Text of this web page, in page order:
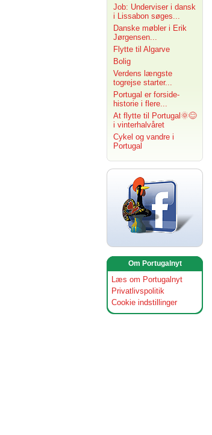
Job: Underviser i dansk
i Lissabon søges...
Danske møbler i Erik
Jørgensen...
Flytte til Algarve
Bolig
Verdens længste
togrejse starter...
Portugal er forside-
historie i flere...
At flytte til Portugal🌞😊
i vinterhalvåret
Cykel og vandre i
Portugal
Om Portugalnyt
Læs om Portugalnyt
Privatlivspolitik
Cookie indstillinger